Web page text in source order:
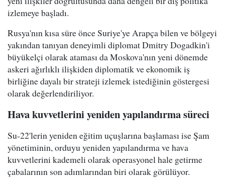
izlemeye başladı.
Rusya'nın kısa süre önce Suriye'ye Arapça bilen ve bölgeyi
yakından tanıyan deneyimli diplomat Dmitry Dogadkin'i
büyükelçi olarak ataması da Moskova'nın yeni dönemde
askeri ağırlıklı ilişkiden diplomatik ve ekonomik iş
birliğine dayalı bir strateji izlemek istediğinin göstergesi
olarak değerlendiriliyor.
Hava kuvvetlerini yeniden yapılandırma süreci
Su-22'lerin yeniden eğitim uçuşlarına başlaması ise Şam
yönetiminin, orduyu yeniden yapılandırma ve hava
kuvvetlerini kademeli olarak operasyonel hale getirme
çabalarının son adımlarından biri olarak görülüyor.